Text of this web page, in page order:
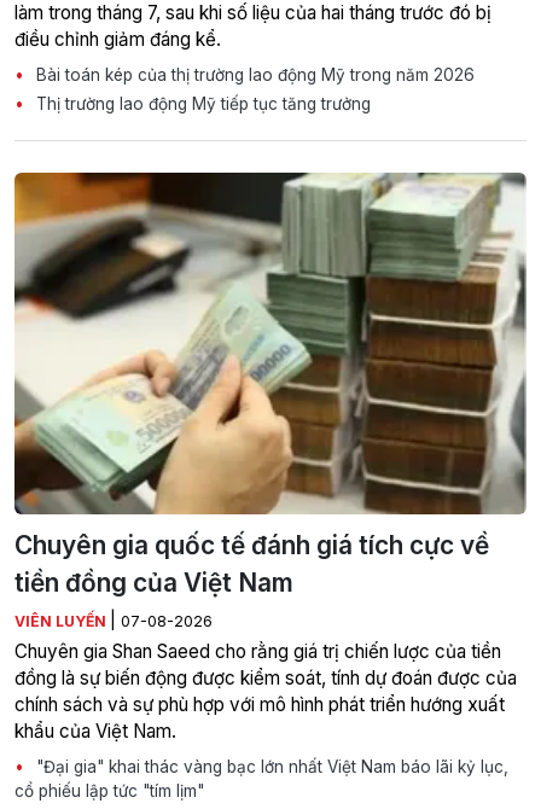
làm trong tháng 7, sau khi số liệu của hai tháng trước đó bị
điều chỉnh giảm đáng kể.
Bài toán kép của thị trường lao động Mỹ trong năm 2026
Thị trường lao động Mỹ tiếp tục tăng trưởng
Chuyên gia quốc tế đánh giá tích cực về
tiền đồng của Việt Nam
VIÊN LUYẾN 07-08-2026
Chuyên gia Shan Saeed cho rằng giá trị chiến lược của tiền
đồng là sự biến động được kiểm soát, tính dự đoán được của
chính sách và sự phù hợp với mô hình phát triển hướng xuất
khẩu của Việt Nam.
"Đại gia" khai thác vàng bạc lớn nhất Việt Nam báo lãi kỷ lục,
cổ phiếu lập tức "tím lịm"